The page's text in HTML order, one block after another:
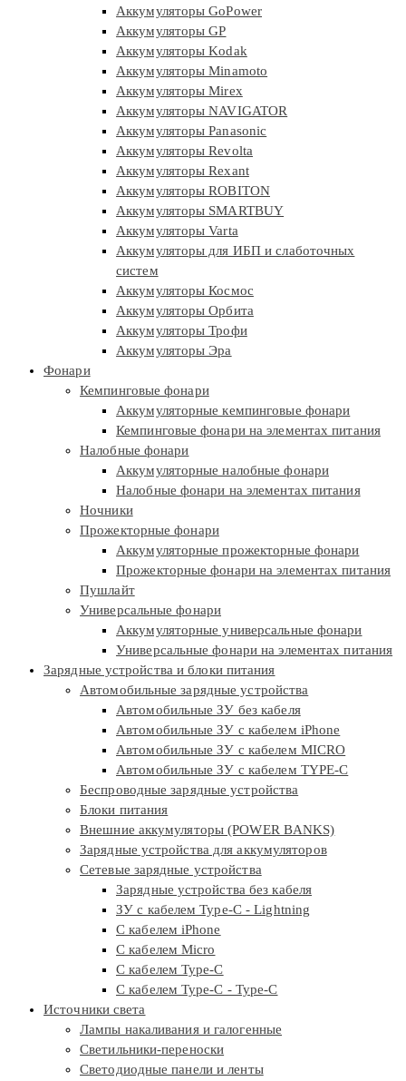
Аккумуляторы GoPower
Аккумуляторы GP
Аккумуляторы Kodak
Аккумуляторы Minamoto
Аккумуляторы Mirex
Аккумуляторы NAVIGATOR
Аккумуляторы Panasonic
Аккумуляторы Revolta
Аккумуляторы Rexant
Аккумуляторы ROBITON
Аккумуляторы SMARTBUY
Аккумуляторы Varta
Аккумуляторы для ИБП и слаботочных
систем
Аккумуляторы Космос
Аккумуляторы Орбита
Аккумуляторы Трофи
Аккумуляторы Эра
Фонари
Кемпинговые фонари
Аккумуляторные кемпинговые фонари
Кемпинговые фонари на элементах питания
Налобные фонари
Аккумуляторные налобные фонари
Налобные фонари на элементах питания
Ночники
Прожекторные фонари
Аккумуляторные прожекторные фонари
Прожекторные фонари на элементах питания
Пушлайт
Универсальные фонари
Аккумуляторные универсальные фонари
Универсальные фонари на элементах питания
Зарядные устройства и блоки питания
Автомобильные зарядные устройства
Автомобильные ЗУ без кабеля
Автомобильные ЗУ с кабелем iPhone
Автомобильные ЗУ с кабелем MICRO
Автомобильные ЗУ с кабелем TYPE-C
Беспроводные зарядные устройства
Блоки питания
Внешние аккумуляторы (POWER BANKS)
Зарядные устройства для аккумуляторов
Сетевые зарядные устройства
Зарядные устройства без кабеля
ЗУ с кабелем Type-C - Lightning
С кабелем iPhone
С кабелем Micro
С кабелем Type-C
С кабелем Type-C - Type-C
Источники света
Лампы накаливания и галогенные
Светильники-переноски
Светодиодные панели и ленты